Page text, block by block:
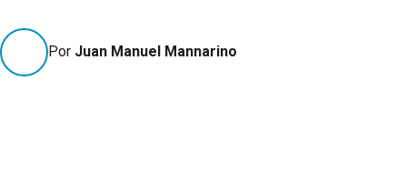
Por Juan Manuel Mannarino